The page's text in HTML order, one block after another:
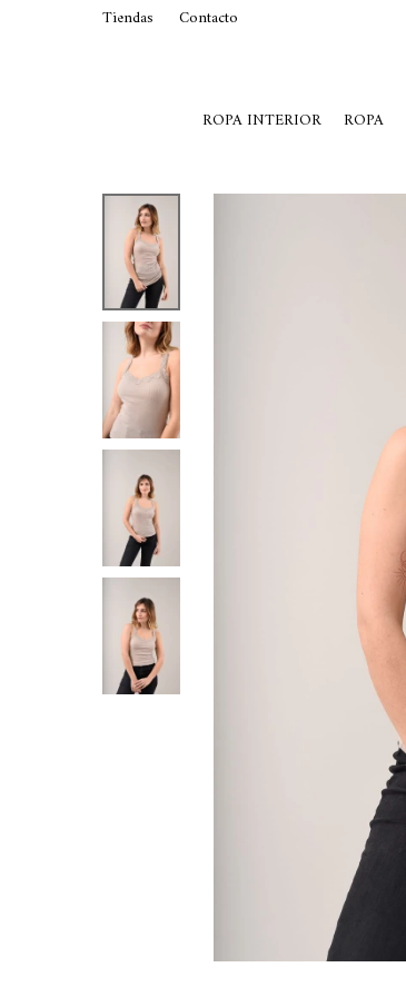
ROPA INTERIOR ROPA
Tiendas Contacto